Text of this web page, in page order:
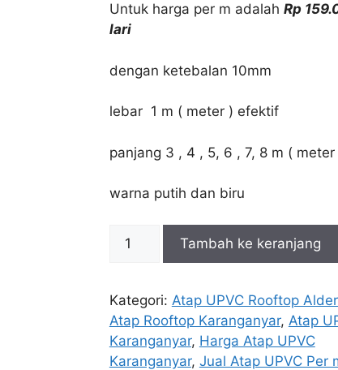
Untuk harga per m adalah Rp
lari
dengan ketebalan 10mm
lebar 1 m ( meter ) efektif
panjang 3 , 4 , 5, 6 , 7, 8 m ( meter
warna putih dan biru
Harga
Rooftop
UPVC
Karanganyar
Tambah ke keranjang
Kategori: Atap UPVC Rooftop
Atap Rooftop Karanganyar, Atap
Karanganyar, Harga Atap UPVC
Karanganyar, Jual Atap UPVC Per